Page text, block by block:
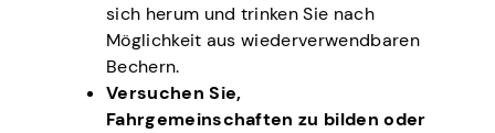
sich herum und trinken Sie nach
Möglichkeit aus wiederverwendbaren
Bechern.
Versuchen Sie,
Fahrgemeinschaften zu bilden oder